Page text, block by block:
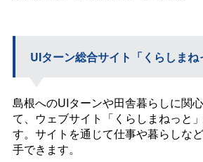
UIターン総合サイト「くらしまね
島根へのUIターンや田舎暮らしに関
て、ウェブサイト「くらしまねっと
す。サイトを通じて仕事や暮らしな
手できます。